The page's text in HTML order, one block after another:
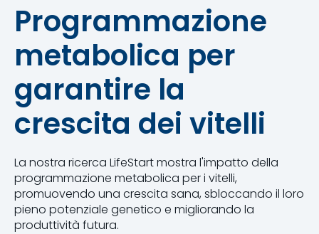
Programmazione
metabolica per
garantire la
crescita dei vitelli
La nostra ricerca LifeStart mostra l'impatto della
programmazione metabolica per i vitelli,
promuovendo una crescita sana, sbloccando il loro
pieno potenziale genetico e migliorando la
produttività futura.